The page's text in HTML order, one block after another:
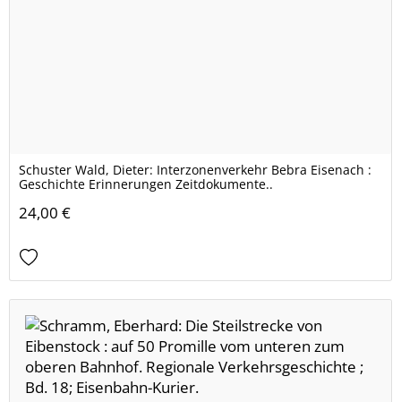
Schuster Wald, Dieter: Interzonenverkehr Bebra Eisenach :
Geschichte Erinnerungen Zeitdokumente..
24,00 €